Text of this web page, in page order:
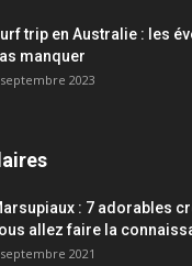
trip en Australie : les
manquer
2023
: 7 adorables
allez faire la
2021